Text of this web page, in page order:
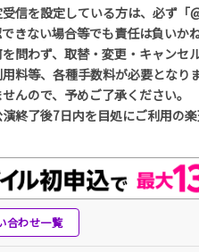
信を設定している方は、必ず
きない場合等でも責任は負いかね
問わず、取替・変更・キャンセ
料等、各種手数料が必要となりま
んので、予めご了承ください。
終了後7日内を目処にご利用の楽
合わせ一覧